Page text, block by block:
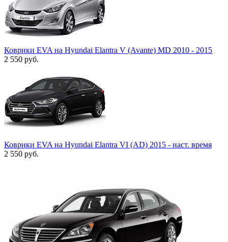
Коврики EVA на Hyundai Elantra V (Avante) MD 2010 - 2015
2 550 руб.
Коврики EVA на Hyundai Elantra VI (AD) 2015 - наст. время
2 550 руб.